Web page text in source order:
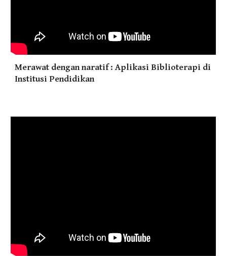
Merawat dengan naratif : Aplikasi Biblioterapi di
Institusi Pendidikan